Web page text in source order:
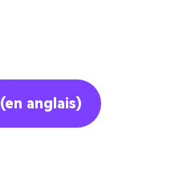
(en anglais)